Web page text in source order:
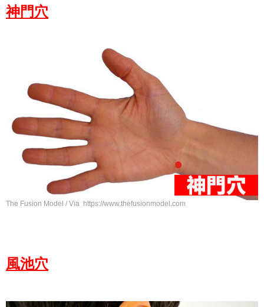
神門穴
The Fusion Model / Via https://www.thefusionmodel.com
風池穴